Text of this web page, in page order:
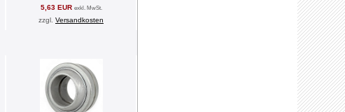
5,63 EUR exkl. MwSt.
zzgl. Versandkosten